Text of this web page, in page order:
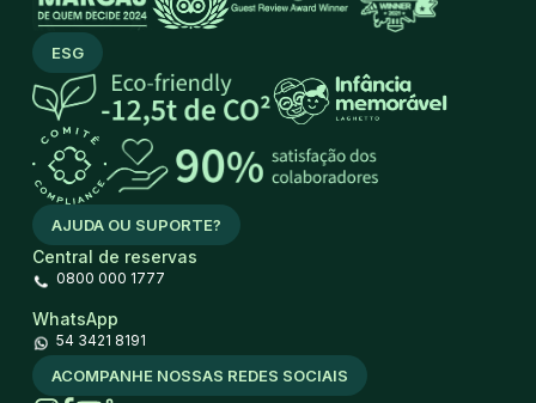
AJUDA OU SUPORTE?
Central de reservas
0800 000 1777
WhatsApp
54 3421 8191
ESG
ACOMPANHE NOSSAS REDES SOCIAIS